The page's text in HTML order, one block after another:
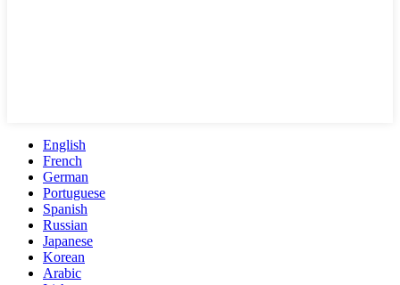
English
French
German
Portuguese
Spanish
Russian
Japanese
Korean
Arabic